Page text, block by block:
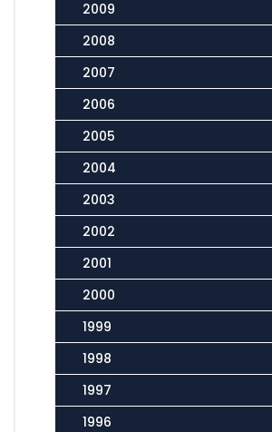
2009
2008
2007
2006
2005
2004
2003
2002
2001
2000
1999
1998
1997
1996